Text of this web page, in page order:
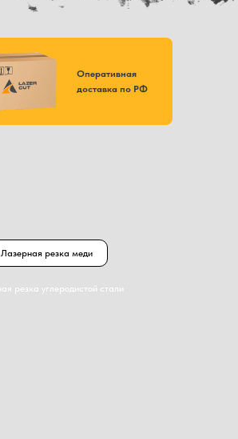
Оперативная
доставка по РФ
Лазерная резка меди
резка углеродистой стали